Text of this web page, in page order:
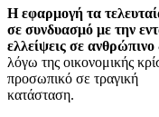
Η εφαρμογή τα
σε συνδυασμό με την
ελλείψεις σε ανθρώπινο
λόγω της οικονομικής
προσωπικό σε τραγική
κατάσταση.